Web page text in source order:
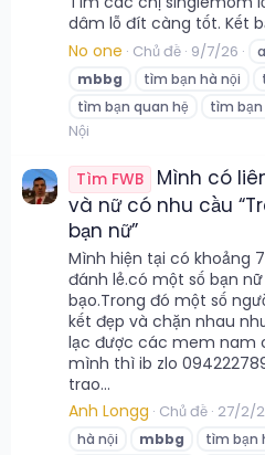
dâm lỗ đít càng tốt. Kết
No one Chủ đề 9/7/26
mbbg
tìm bạn hà nội
tìm bạn quan hệ
tìm bạn
Nội
Tìm FWB
Mình có
và nữ có nhu cầu
bạn nữ”
Mình hiện tại có khoảng
đánh lẻ.có một số bạn
bạo.Trong đó một số
kết đẹp và chặn nhau
lạc được các mem nam
mình thì ib zlo
trao...
Anh Longg Chủ đề 27/2/
hà nội
mbbg tìm bạn